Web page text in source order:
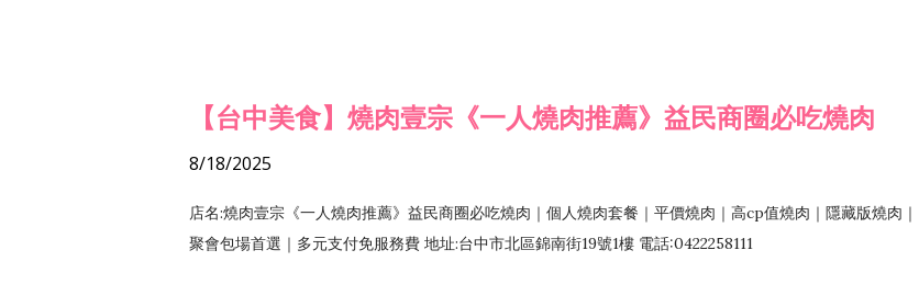
【台中美食】燒肉壹宗《一人燒肉推薦》益民商圈必吃燒肉
8/18/2025
店名:燒肉壹宗《一人燒肉推薦》益民商圈必吃燒肉｜個人燒肉套餐｜平價燒肉｜高cp值燒肉｜隱藏版燒肉｜
聚會包場首選｜多元支付免服務費 地址:台中市北區錦南街19號1樓 電話:0422258111